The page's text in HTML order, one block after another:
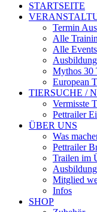
STARTSEITE
Termin
Alle
Alle Events
Mythos 30
European
TIERSUCHE /
Vermisste
Pettrailer
ÜBER UNS
Was
Pettrailer
Trailen im
Mitglied
Infos
SHOP